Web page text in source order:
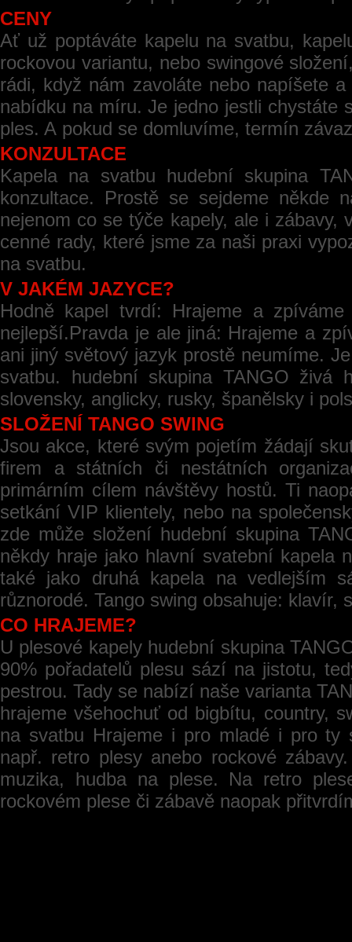
CENY
Ať už poptáváte kapelu na svatbu,
rockovou variantu, nebo swingové
rádi, když nám zavoláte nebo napíšete
nabídku na míru. Je jedno jestli chystáte
ples. A pokud se domluvíme, termín
KONZULTACE
Kapela na svatbu hudební skupina
konzultace. Prostě se sejdeme někde
nejenom co se týče kapely, ale i zábavy,
cenné rady, které jsme za naši praxi
na svatbu.
V JAKÉM JAZYCE?
Hodně kapel tvrdí: Hrajeme a
nejlepší.Pravda je ale jiná: Hrajeme a
ani jiný světový jazyk prostě neumíme.
svatbu. hudební skupina TANGO
slovensky, anglicky, rusky, španělsky i
SLOŽENÍ TANGO SWING
Jsou akce, které svým pojetím žádají
firem a státních či nestátních
primárním cílem návštěvy hostů. Ti
setkání VIP klientely, nebo na
zde může složení hudební skupina
někdy hraje jako hlavní svatební kapela
také jako druhá kapela na vedlejším
různorodé. Tango swing obsahuje:
CO HRAJEME?
U plesové kapely hudební skupina
90% pořadatelů plesu sází na jistotu,
pestrou. Tady se nabízí naše varianta
hrajeme všehochuť od bigbítu, country,
na svatbu Hrajeme i pro mladé i pro ty
např. retro plesy anebo rockové
muzika, hudba na plese. Na retro
rockovém plese či zábavě naopak